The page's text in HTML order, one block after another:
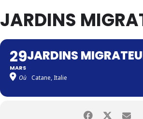
JARDINS
29
MARS
JARDINS
Où Catane, Italie